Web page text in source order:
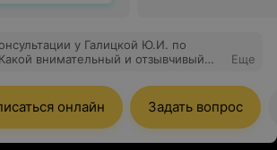
у Галицкой Ю.И. по
внимательный и отзывчивый
рекомендовать всем своим
Спасибо.
Еще
онлайн Задать вопрос